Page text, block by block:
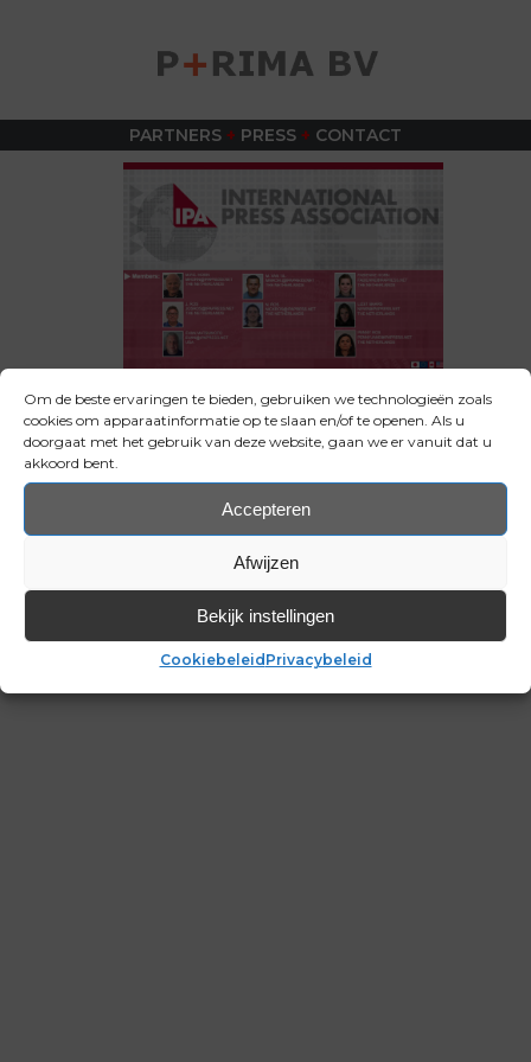
Om de beste ervaringen te bieden, gebruiken we technologieën zoals
cookies om apparaatinformatie op te slaan en/of te openen. Als u
doorgaat met het gebruik van deze website, gaan we er vanuit dat u
akkoord bent.
Accepteren
Afwijzen
Bekijk instellingen
Cookiebeleid Privacybeleid
PARTNERS + PRESS + CONTACT
P UBLIC RELATIONS RECLAME INTERIEUR MARKETING
ADVERTISING